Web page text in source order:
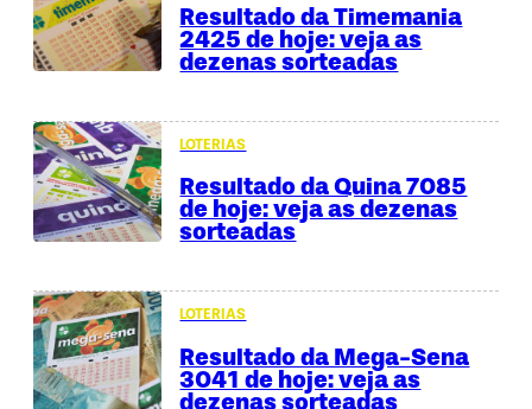
Resultado da Timemania
2425 de hoje: veja as
dezenas sorteadas
LOTERIAS
Resultado da Quina 7085
de hoje: veja as dezenas
sorteadas
LOTERIAS
Resultado da Mega-Sena
3041 de hoje: veja as
dezenas sorteadas